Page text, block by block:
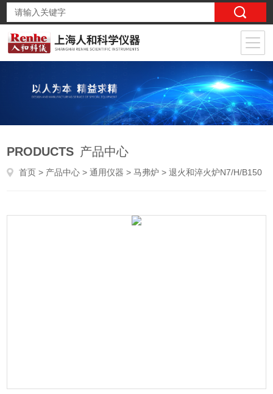
PRODUCTS 产品中心
首页 > 产品中心 >通用仪器 >马弗炉 > 退火和淬火炉N7/H/B150